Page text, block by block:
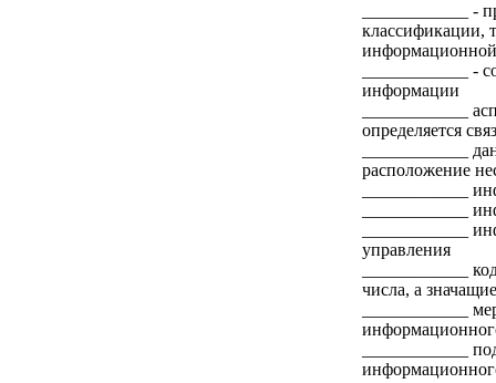
____________ -
классификации,
____________ -
информации
____________
определяется
____________
расположение
____________
____________
____________
управления
____________
числа, а
____________
____________